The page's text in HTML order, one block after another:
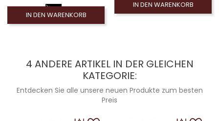
IN DEN WARENKORB
IN DEN WARENKORB
4 ANDERE ARTIKEL IN DER GLEICHEN
KATEGORIE:
Entdecken Sie alle unsere neuen Produkte zum besten
Preis